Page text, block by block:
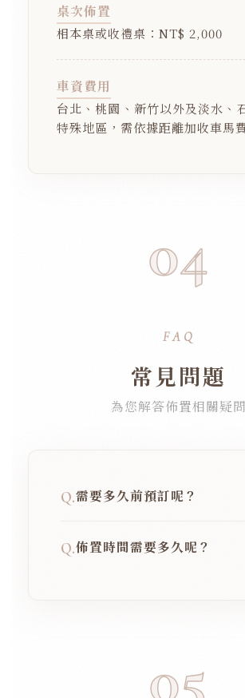
桌次佈置
相本桌或收禮桌：NT$ 2,000
車資費用
台北、桃園、新竹以外及淡水、
特殊地區，需依據距離加收車馬
04
FAQ
常見問題
為您解答佈置相關疑問
Q.需要多久前預訂呢？
非常搶手，建議您盡早確認
Q.佈置時間需要多久呢？
05